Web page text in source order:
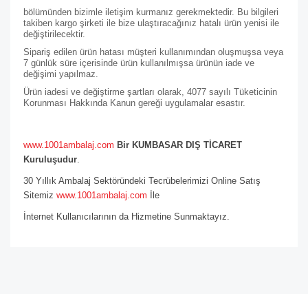
bölümünden bizimle iletişim kurmanız gerekmektedir. Bu bilgileri
takiben kargo şirketi ile bize ulaştıracağınız hatalı ürün yenisi ile
değiştirilecektir.
Sipariş edilen ürün hatası müşteri kullanımından oluşmuşsa veya
7 günlük süre içerisinde ürün kullanılmışsa ürünün iade ve
değişimi yapılmaz.
Ürün iadesi ve değiştirme şartları olarak, 4077 sayılı Tüketicinin
Korunması Hakkında Kanun gereği uygulamalar esastır.
www.1001ambalaj.com Bir KUMBASAR DIŞ TİCARET
Kuruluşudur
30 Yıllık Ambalaj Sektöründeki Tecrübelerimizi Online Satış
Sitemiz www.1001ambalaj.com İle
İnternet Kullanıcılarının da Hizmetine Sunmaktayız.